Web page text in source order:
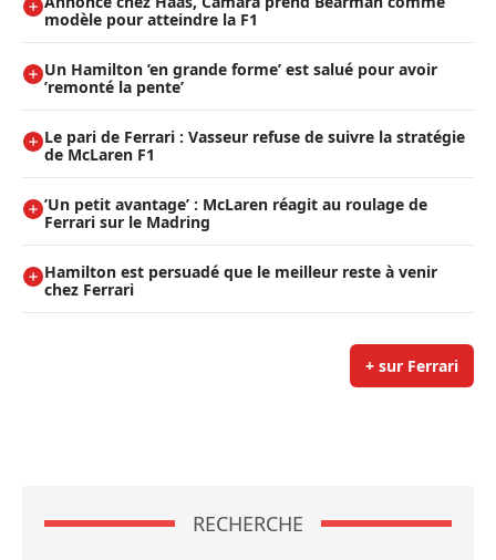
modèle pour atteindre la F1
Un Hamilton ’en grande forme’ est salué pour avoir
’remonté la pente’
Le pari de Ferrari : Vasseur refuse de suivre la stratégie
de McLaren F1
’Un petit avantage’ : McLaren réagit au roulage de
Ferrari sur le Madring
Hamilton est persuadé que le meilleur reste à venir
chez Ferrari
+ sur Ferrari
RECHERCHE